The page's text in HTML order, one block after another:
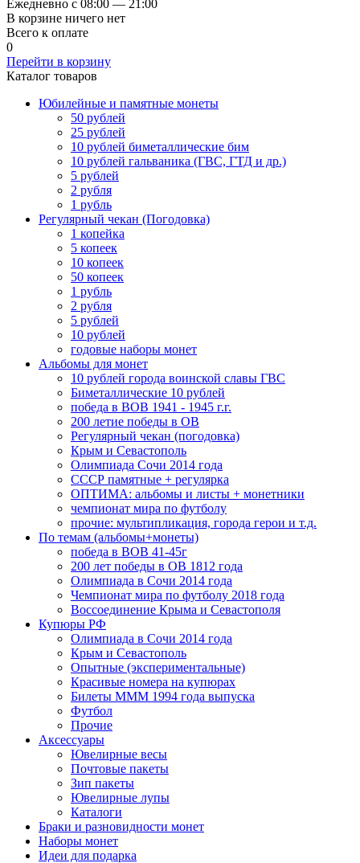
Ежедневно с 08:00 — 21:00
В корзине ничего нет
Всего к оплате
0
Перейти в корзину
Каталог товаров
Юбилейные и памятные монеты
50 рублей
25 рублей
10 рублей биметаллические бим
10 рублей гальваника (ГВС, ГТД и др.)
5 рублей
2 рубля
1 рубль
Регулярный чекан (Погодовка)
1 копейка
5 копеек
10 копеек
50 копеек
1 рубль
2 рубля
5 рублей
10 рублей
годовые наборы монет
Альбомы для монет
10 рублей города воинской славы ГВС
Биметаллические 10 рублей
победа в ВОВ 1941 - 1945 г.г.
200 летие победы в ОВ
Регулярный чекан (погодовка)
Крым и Севастополь
Олимпиада Сочи 2014 года
СССР памятные + регулярка
ОПТИМА: альбомы и листы + монетники
чемпионат мира по футболу
прочие: мультипликация, города герои и т.д.
По темам (альбомы+монеты)
победа в ВОВ 41-45г
200 лет победы в ОВ 1812 года
Олимпиада в Сочи 2014 года
Чемпионат мира по футболу 2018 года
Воссоединение Крыма и Севастополя
Купюры РФ
Олимпиада в Сочи 2014 года
Крым и Севастополь
Опытные (экспериментальные)
Красивые номера на купюрах
Билеты МММ 1994 года выпуска
Футбол
Прочие
Аксессуары
Ювелирные весы
Почтовые пакеты
Зип пакеты
Ювелирные лупы
Каталоги
Браки и разновидности монет
Наборы монет
Идеи для подарка